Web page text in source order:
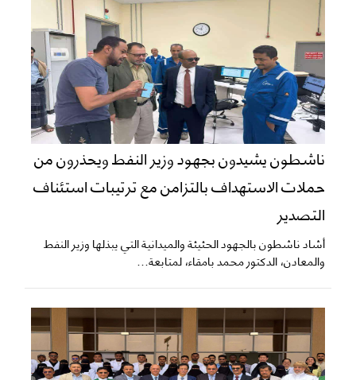
ناشطون يشيدون بجهود وزير النفط ويحذرون من
حملات الاستهداف بالتزامن مع ترتيبات استئناف
التصدير
أشاد ناشطون بالجهود الحثيثة والميدانية التي يبذلها وزير النفط
والمعادن، الدكتور محمد بامقاء، لمتابعة...